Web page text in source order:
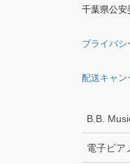
千葉県公安
プライバシ
配送キャン
B.B.
電子ピア